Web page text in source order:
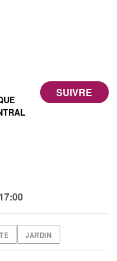
JARDIN